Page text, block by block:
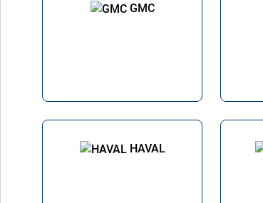
GMC
HAVAL